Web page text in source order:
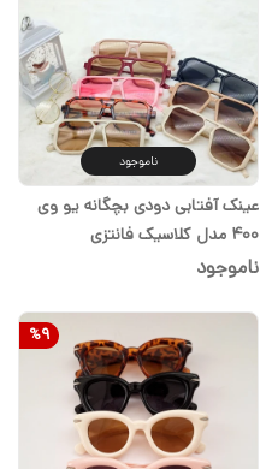
ناموجود
عینک آفتابی دودی بچگانه یو وی
۴۰۰ مدل کلاسیک فانتزی
ناموجود
%9